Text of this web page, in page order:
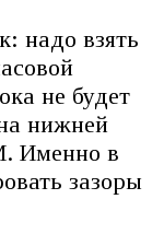
надо взять
не будет
нижней
Именно в
зазоры